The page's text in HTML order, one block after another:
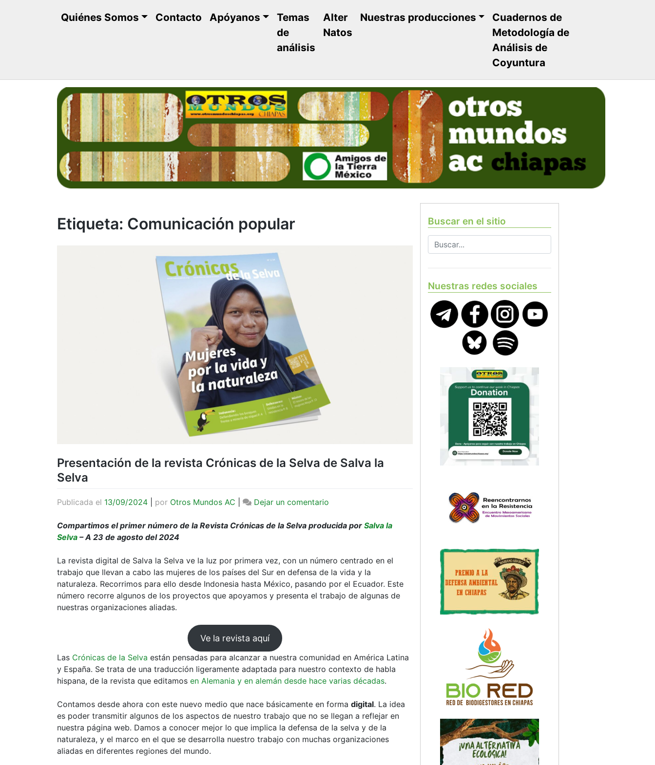
Quiénes Somos Contacto Apóyanos
Temas
de
análisis
Alter
Natos
Nuestras producciones
Cuadernos de
Metodología de
Análisis de
Coyuntura
Etiqueta: Comunicación popular
Presentación de la revista Crónicas de la Selva de Salva la
Selva
Publicada el 13/09/2024 por Otros Mundos AC Dejar un comentario
de
Crónicas
de
la
Selva
Compartimos el primer número de la Revista Crónicas de la Selva producida por Salva la
Selva – A 23 de agosto del 2024
La revista digital de Salva la Selva ve la luz por primera vez, con un número centrado en el
trabajo que llevan a cabo las mujeres de los países del Sur en defensa de la vida y la
naturaleza. Recorrimos para ello desde Indonesia hasta México, pasando por el Ecuador. Este
número recorre algunos de los proyectos que apoyamos y presenta el trabajo de algunas de
nuestras organizaciones aliadas.
Ve la revista aquí
Las Crónicas de la Selva están pensadas para alcanzar a nuestra comunidad en América Latina
y España. Se trata de una traducción ligeramente adaptada para nuestro contexto de habla
hispana, de la revista que editamos en Alemania y en alemán desde hace varias décadas.
Contamos desde ahora con este nuevo medio que nace básicamente en forma digital. La idea
es poder transmitir algunos de los aspectos de nuestro trabajo que no se llegan a reflejar en
nuestra página web. Damos a conocer mejor lo que implica la defensa de la selva y de la
naturaleza, y el marco en el que se desarrolla nuestro trabajo con muchas organizaciones
aliadas en diferentes regiones del mundo.
Buscar en el sitio
Nuestras redes sociales